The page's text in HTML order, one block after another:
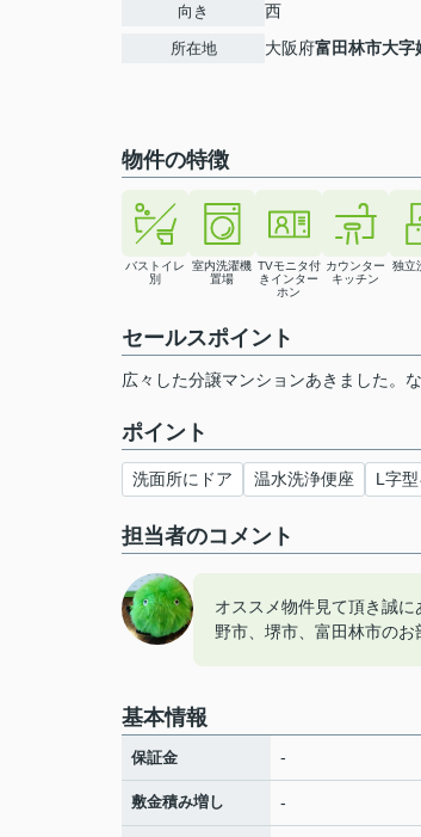
向き 西
所在地 大阪府富田林市大字
物件の特徴
バストイレ
別
室内洗濯機
置場
TVモニタ付
きインター
ホン
カウンター
キッチン
独立
セールスポイント
広々した分譲マンションあきました。
ポイント
洗面所にドア 温水洗浄便座 L字
担当者のコメント
オススメ物件見て頂き誠
野市、堺市、富田林市の
基本情報
保証金 -
敷金積み増し -